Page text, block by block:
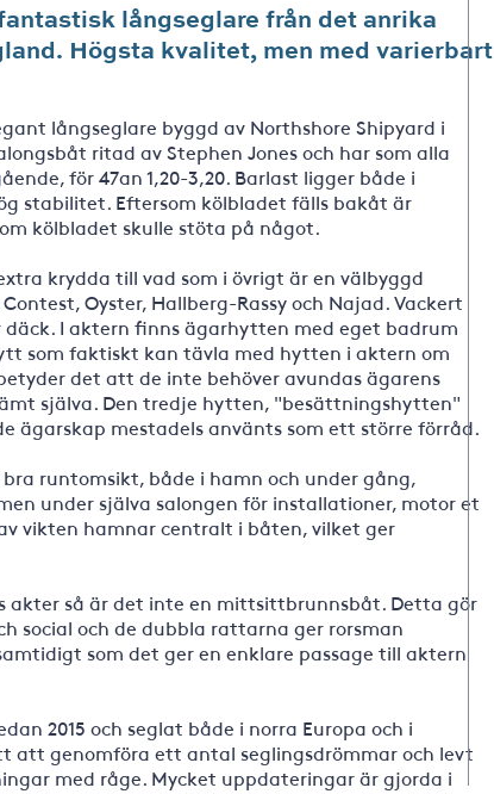
långseglare från det anrika
Högsta kvalitet, men med varierbart
långseglare byggd av Northshore Shipyard i
ritad av Stephen Jones och har som alla
för 47an 1,20-3,20. Barlast ligger både i
stabilitet. Eftersom kölbladet fälls bakåt är
kölbladet skulle stöta på något.
krydda till vad som i övrigt är en välbyggd
Oyster, Hallberg-Rassy och Najad. Vackert
I aktern finns ägarhytten med eget badrum
som faktiskt kan tävla med hytten i aktern om
det att de inte behöver avundas ägarens
själva. Den tredje hytten, "besättningshytten"
ägarskap mestadels använts som ett större förråd.
runtomsikt, både i hamn och under gång,
under själva salongen för installationer, motor etc.
vikten hamnar centralt i båten, vilket ger
akter så är det inte en mittsittbrunnsbåt. Detta gör
social och de dubbla rattarna ger rorsman
som det ger en enklare passage till aktern
2015 och seglat både i norra Europa och i
att genomföra ett antal seglingsdrömmar och levt
med råge. Mycket uppdateringar är gjorda i